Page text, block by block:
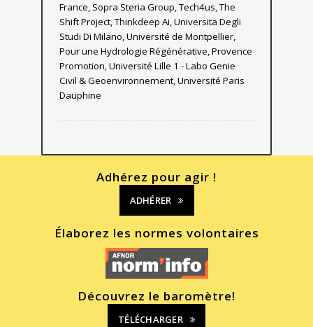
France, Sopra Steria Group, Tech4us, The
Shift Project, Thinkdeep Ai, Universita Degli
Studi Di Milano, Université de Montpellier,
Pour une Hydrologie Régénérative, Provence
Promotion, Université Lille 1 - Labo Genie
Civil & Geoenvironnement, Université Paris
Dauphine
Adhérez pour agir !
ADHÉRER
Élaborez les normes volontaires
Découvrez le baromètre!
TÉLÉCHARGER